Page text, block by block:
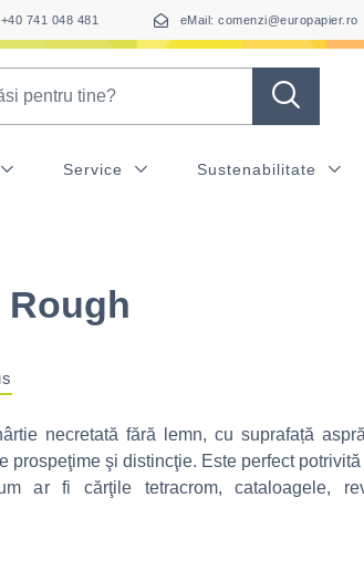
741 048 481 eMail: comenzi@europapier.ro
Service Sustenabilitate
Rough
necretată fără lemn, cu suprafață
prospeţime şi distincţie. Este perfect potrivită
ar fi cărţile tetracrom, cataloagele,